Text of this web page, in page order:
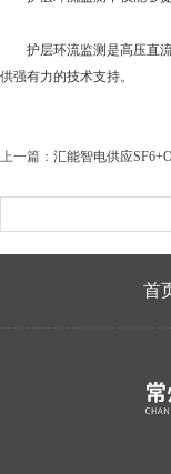
护层环流监测是高压直流
供强有力的技术支持。
上一篇： 汇能智电供应
首